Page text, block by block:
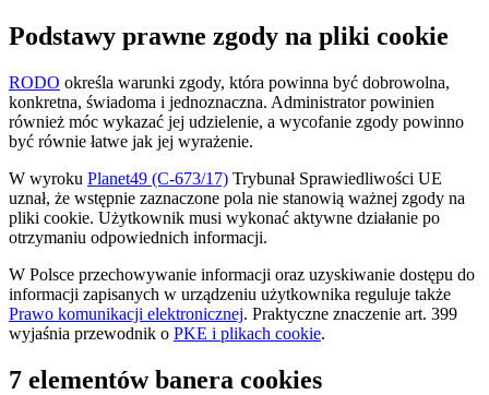
Podstawy prawne zgody na pliki cookie
RODO określa warunki zgody, która powinna być dobrowolna,
konkretna, świadoma i jednoznaczna. Administrator powinien
również móc wykazać jej udzielenie, a wycofanie zgody powinno
być równie łatwe jak jej wyrażenie.
W wyroku Planet49 (C-673/17) Trybunał Sprawiedliwości UE
uznał, że wstępnie zaznaczone pola nie stanowią ważnej zgody na
pliki cookie. Użytkownik musi wykonać aktywne działanie po
otrzymaniu odpowiednich informacji.
W Polsce przechowywanie informacji oraz uzyskiwanie dostępu do
informacji zapisanych w urządzeniu użytkownika reguluje także
Prawo komunikacji elektronicznej. Praktyczne znaczenie art. 399
wyjaśnia przewodnik o PKE i plikach cookie.
7 elementów banera cookies